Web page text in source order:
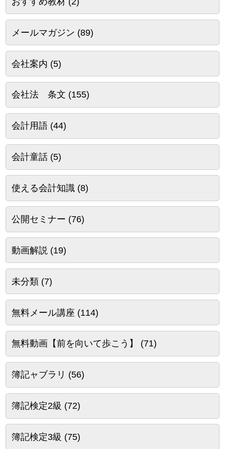
メールマガジン (89)
会社案内 (5)
会社法 条文 (155)
会計用語(44)
会計童話(5)
使える会計知識(8)
公開セミナー (76)
動画解説 (19)
未分類(7)
無料メール講座 (114)
無料動画【前を向いて歩こう】 (71)
簿記ャブラリ (56)
簿記検定2級 (72)
簿記検定3級 (75)